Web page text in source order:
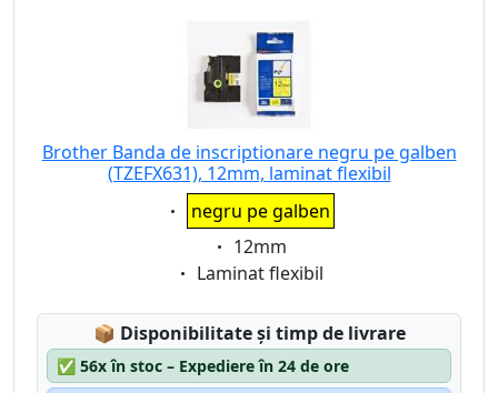
Brother Banda de inscriptionare negru pe galben
(TZEFX631), 12mm, laminat flexibil
Eigenschaft:
negru pe galben
Eigenschaft:
12mm
Eigenschaft:
Laminat flexibil
📦 Lagerstatus:
Disponibilitate și timp de livrare
✅ 56x în stoc – Expediere în 24 de ore